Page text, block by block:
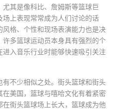
其是像科比、詹姆斯等篮球巨
上表现常常成为人们讨论的话
格、个性和现场表演能力也是决
多篮球运动员本身具有强烈的个
入音乐行业时能够快速吸引关注
不少相似之处。街头篮球和街头
美国，篮球与嘻哈文化有着紧密
街头篮球场上长大，篮球成为他